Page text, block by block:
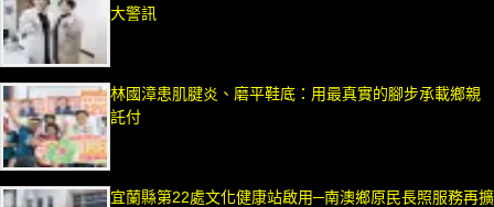
大警訊
林國漳患肌腱炎、磨平鞋底：用最真實的腳步承載鄉親
託付
宜蘭縣第22處文化健康站啟用─南澳鄉原民長照服務再擴